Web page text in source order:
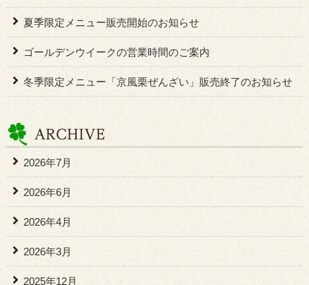
夏季限定メニュー販売開始のお知らせ
ゴールデンウイークの営業時間のご案内
冬季限定メニュー「京風栗ぜんざい」販売終了のお知らせ
2026年7月
2026年6月
2026年4月
2026年3月
2025年12月